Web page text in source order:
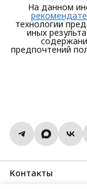
На данном
технологии
иных
предпочтений
Контакты